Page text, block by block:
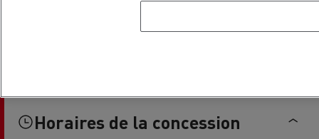
Horaires de la concession